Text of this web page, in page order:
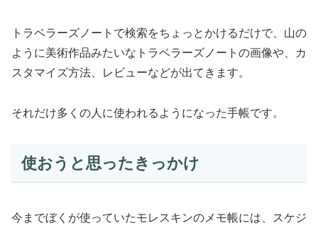
トラベラーズノートで検索をちょっとかけるだけで、山の
ように美術作品みたいなトラベラーズノートの画像や、カ
スタマイズ方法、レビューなどが出てきます。
それだけ多くの人に使われるようになった手帳です。
使おうと思ったきっかけ
今までぼくが使っていたモレスキンのメモ帳には、スケジ